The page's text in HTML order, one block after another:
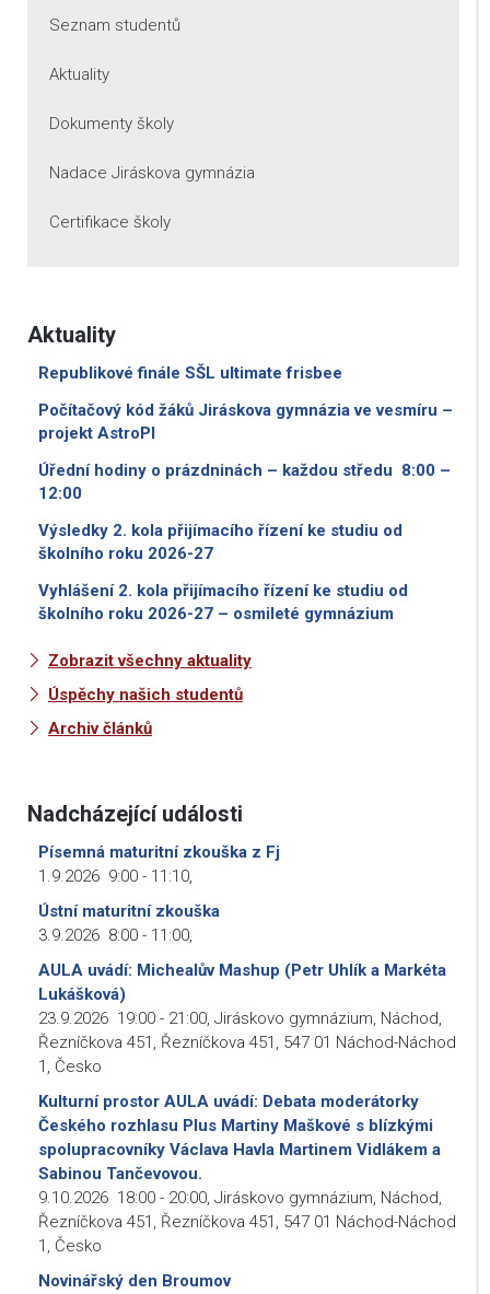
Seznam studentů
Aktuality
Dokumenty školy
Nadace Jiráskova gymnázia
Certifikace školy
Aktuality
Republikové finále SŠL ultimate frisbee
Počítačový kód žáků Jiráskova gymnázia ve vesmíru –
projekt AstroPI
Úřední hodiny o prázdninách – každou středu 8:00 –
12:00
Výsledky 2. kola přijímacího řízení ke studiu od
školního roku 2026-27
Vyhlášení 2. kola přijímacího řízení ke studiu od
školního roku 2026-27 – osmileté gymnázium
Zobrazit všechny aktuality
Úspěchy našich studentů
Archiv článků
Nadcházející události
Písemná maturitní zkouška z Fj
1.9.2026 9:00 - 11:10,
Ústní maturitní zkouška
3.9.2026 8:00 - 11:00,
AULA uvádí: Michealův Mashup (Petr Uhlík a Markéta
Lukášková)
23.9.2026 19:00 - 21:00, Jiráskovo gymnázium, Náchod,
Řezníčkova 451, Řezníčkova 451, 547 01 Náchod-Náchod
1, Česko
Kulturní prostor AULA uvádí: Debata moderátorky
Českého rozhlasu Plus Martiny Maškové s blízkými
spolupracovníky Václava Havla Martinem Vidlákem a
Sabinou Tančevovou.
9.10.2026 18:00 - 20:00, Jiráskovo gymnázium, Náchod,
Řezníčkova 451, Řezníčkova 451, 547 01 Náchod-Náchod
1, Česko
Novinářský den Broumov